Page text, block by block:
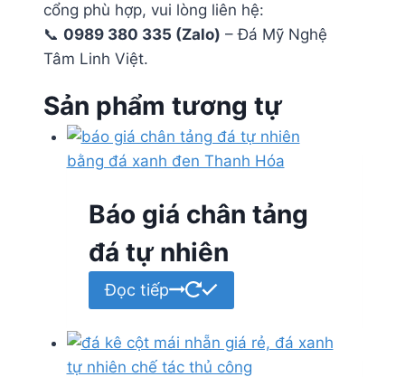
cổng phù hợp, vui lòng liên hệ:
📞 0989 380 335 (Zalo) – Đá Mỹ Nghệ
Tâm Linh Việt.
Sản phẩm tương tự
Báo giá chân tảng
đá tự nhiên
Đọc tiếp